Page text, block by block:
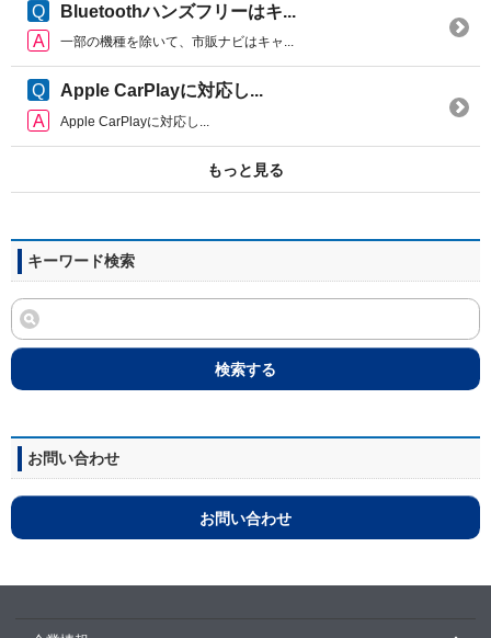
Bluetoothハンズフリーはキ...
一部の機種を除いて、市販ナビはキャ...
Apple CarPlayに対応し...
Apple CarPlayに対応し...
もっと見る
キーワード検索
検索する
お問い合わせ
お問い合わせ